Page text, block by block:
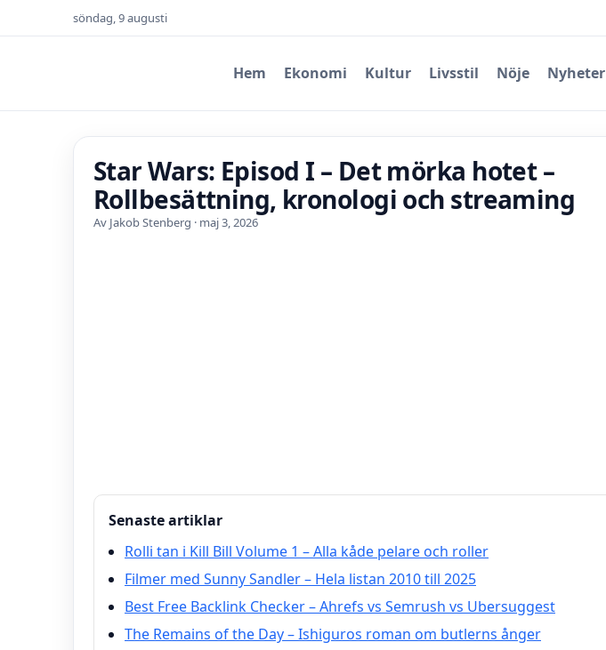
söndag, 9 augusti
Hem Ekonomi Kultur Livsstil Nöje Nyheter
Star Wars: Episod I – Det mörka hotet –
Rollbesättning, kronologi och streaming
Av Jakob Stenberg · maj 3, 2026
Senaste artiklar
Rolli tan i Kill Bill Volume 1 – Alla kåde pelare och roller
Filmer med Sunny Sandler – Hela listan 2010 till 2025
Best Free Backlink Checker – Ahrefs vs Semrush vs Ubersuggest
The Remains of the Day – Ishiguros roman om butlerns ånger